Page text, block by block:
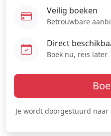
Veilig boeken
Betrouwbare
Direct
Boek nu, reis later
Je wordt doorgestuurd